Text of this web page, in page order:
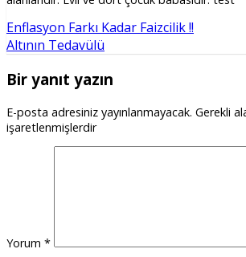
Enflasyon Farkı Kadar Faizcilik !!
Altının Tedavülü
Bir yanıt yazın
E-posta adresiniz yayınlanmayacak. Gerekli
işaretlenmişlerdir
Yorum *